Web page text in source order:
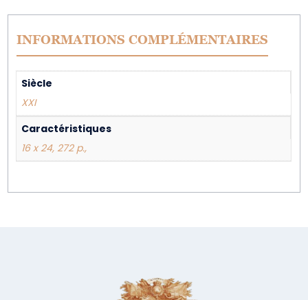
INFORMATIONS COMPLÉMENTAIRES
Siècle
XXI
Caractéristiques
16 x 24, 272 p.,